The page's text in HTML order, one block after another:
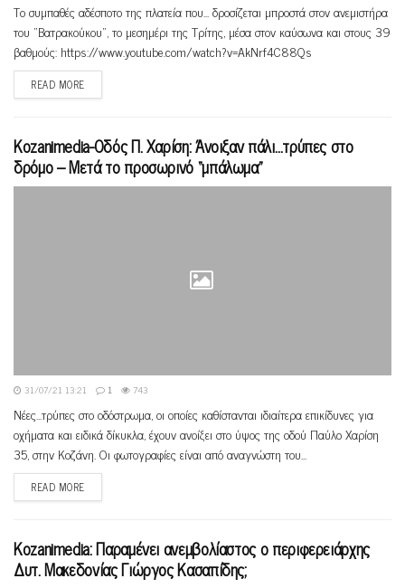
Το συμπαθές αδέσποτο της πλατεία που... δροσίζεται μπροστά στον ανεμιστήρα
του "Βατρακούκου", το μεσημέρι της Τρίτης, μέσα στον καύσωνα και στους 39
βαθμούς: https://www.youtube.com/watch?v=AkNrf4C88Qs
READ MORE
Kozanimedia-Οδός Π. Χαρίση: Άνοιξαν πάλι…τρύπες στο
δρόμο – Μετά το προσωρινό “μπάλωμα”
31/07/21 13:21 1 743
Νέες...τρύπες στο οδόστρωμα, οι οποίες καθίστανται ιδιαίτερα επικίδυνες για
οχήματα και ειδικά δίκυκλα, έχουν ανοίξει στο ύψος της οδού Παύλο Χαρίση
35, στην Κοζάνη. Οι φωτογραφίες είναι από αναγνώστη του...
READ MORE
Κοzanimedia: Παραμένει ανεμβολίαστος ο περιφερειάρχης
Δυτ. Μακεδονίας Γιώργος Κασαπίδης;